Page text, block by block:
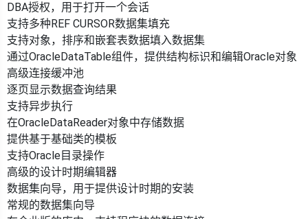
DBA授权，用于打开一个会话
支持多种REF CURSOR数据集填充
支持对象，排序和嵌套表数据填入数据集
通过OracleDataTable组件，提供结构标识和编辑Oracle对象
高级连接缓冲池
逐页显示数据查询结果
支持异步执行
在OracleDataReader对象中存储数据
提供基于基础类的模板
支持Oracle目录操作
高级的设计时期编辑器
数据集向导，用于提供设计时期的安装
常规的数据集向导